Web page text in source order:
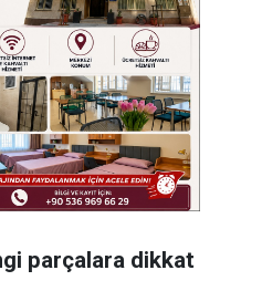
parçalara dikkat